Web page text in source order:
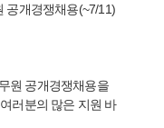
공개경쟁채용(~7/11)
원 공개경쟁채용을
러분의 많은 지원 바